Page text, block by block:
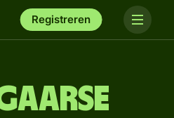
Registreren